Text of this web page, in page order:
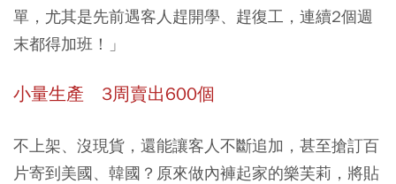
單，尤其是先前遇客人趕開學、趕復工，連續2個週
末都得加班！」
小量生產 3周賣出600個
不上架、沒現貨，還能讓客人不斷追加，甚至搶訂百
片寄到美國、韓國？原來做內褲起家的樂芙莉，將貼